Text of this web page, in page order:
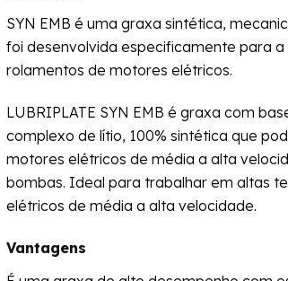
SYN EMB é uma graxa sintética,
foi desenvolvida especificamente para
rolamentos de motores elétricos.
LUBRIPLATE SYN EMB é graxa com
complexo de lítio, 100% sintética que
motores elétricos de média a alta
bombas. Ideal para trabalhar em altas
elétricos de média a alta velocidade.
Vantagens